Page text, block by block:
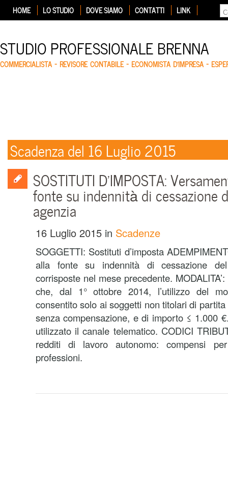
HOME LO STUDIO DOVE SIAMO CONTATTI LINK
STUDIO PROFESSIONALE BRENNA
COMMERCIALISTA – REVISORE CONTABILE – ECONOMISTA D'IMPRESA –
Scadenza del 16 Luglio 2015
SOSTITUTI D’IMPOSTA:
fonte su indennità di cessazione
agenzia
16 Luglio 2015 in Scadenze
SOGGETTI: Sostituti d’imposta
alla fonte su indennità di cessazione
corrisposte nel mese precedente.
che, dal 1° ottobre 2014, l’utilizzo del
consentito solo ai soggetti non titolari di partita
senza compensazione, e di importo ≤ 1.000
utilizzato il canale telematico. CODICI
redditi di lavoro autonomo: compensi
professioni.